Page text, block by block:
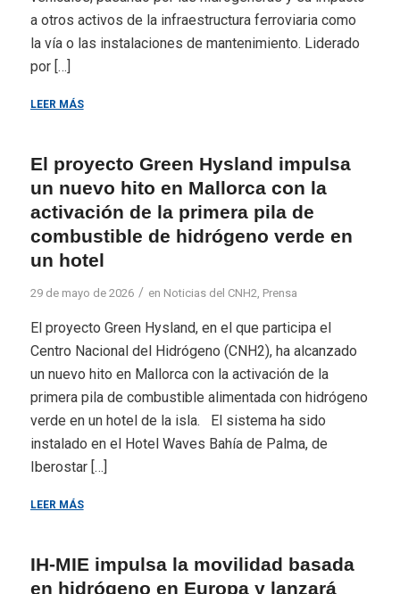
a otros activos de la infraestructura ferroviaria como
la vía o las instalaciones de mantenimiento. Liderado
por […]
LEER MÁS
El proyecto Green Hysland impulsa
un nuevo hito en Mallorca con la
activación de la primera pila de
combustible de hidrógeno verde en
un hotel
29 de mayo de 2026 / en Noticias del CNH2 Prensa
El proyecto Green Hysland, en el que participa el
Centro Nacional del Hidrógeno (CNH2), ha alcanzado
un nuevo hito en Mallorca con la activación de la
primera pila de combustible alimentada con hidrógeno
verde en un hotel de la isla. El sistema ha sido
instalado en el Hotel Waves Bahía de Palma, de
Iberostar […]
LEER MÁS
IH-MIE impulsa la movilidad basada
en hidrógeno en Europa y lanzará